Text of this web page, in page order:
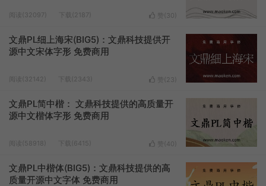
阅读(32097) 下载(2187) 30
文鼎PL细上海宋(BIG5)：文鼎科技提供开
源中文宋体字形 免费商用
阅读(32142) 下载(2343) 23
文鼎PL简中楷： 文鼎科技提供的高质量开
源中文楷体字形 免费商用
阅读(58918) 下载(6415) 40
文鼎PL中楷体(BIG5)：文鼎科技提供的高
质量开源中文字体 免费商用